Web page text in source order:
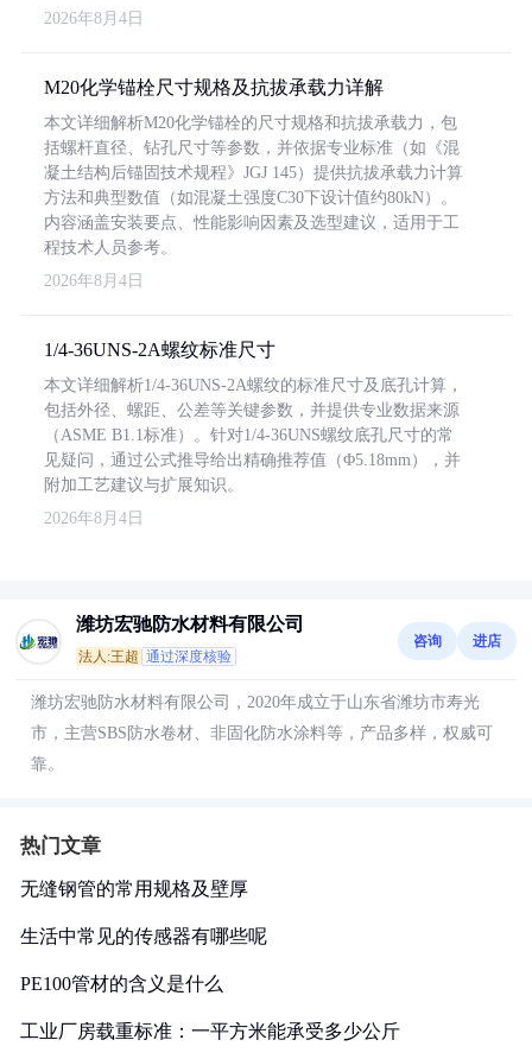
2026年8月4日
M20化学锚栓尺寸规格及抗拔承载力详解
本文详细解析M20化学锚栓的尺寸规格和抗拔承载力，包
括螺杆直径、钻孔尺寸等参数，并依据专业标准（如《混
凝土结构后锚固技术规程》JGJ 145）提供抗拔承载力计算
方法和典型数值（如混凝土强度C30下设计值约80kN）。
内容涵盖安装要点、性能影响因素及选型建议，适用于工
程技术人员参考。
2026年8月4日
1/4-36UNS-2A螺纹标准尺寸
本文详细解析1/4-36UNS-2A螺纹的标准尺寸及底孔计算，
包括外径、螺距、公差等关键参数，并提供专业数据来源
（ASME B1.1标准）。针对1/4-36UNS螺纹底孔尺寸的常
见疑问，通过公式推导给出精确推荐值（Φ5.18mm），并
附加工艺建议与扩展知识。
2026年8月4日
潍坊宏驰防水材料有限公司
法人:王超 通过深度核验
咨询 进店
潍坊宏驰防水材料有限公司，2020年成立于山东省潍坊市寿光
市，主营SBS防水卷材、非固化防水涂料等，产品多样，权威可
靠。
热门文章
无缝钢管的常用规格及壁厚
生活中常见的传感器有哪些呢
PE100管材的含义是什么
工业厂房载重标准：一平方米能承受多少公斤